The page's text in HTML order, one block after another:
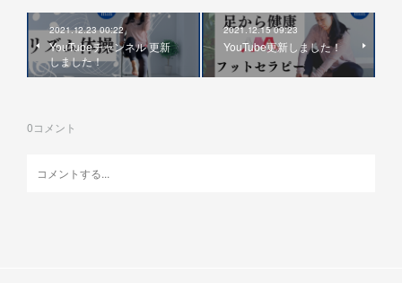
2021.12.23 00:22
YouTubeチャンネル 更新
しました！
2021.12.15 09:23
YouTube更新しました！
0コメント